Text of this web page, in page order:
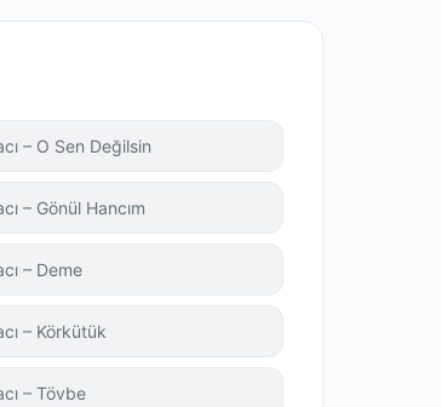
– O Sen Değilsin
– Gönül Hancım
– Deme
– Körkütük
– Tövbe